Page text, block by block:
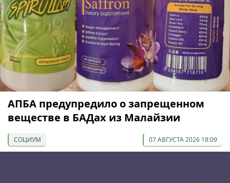
АПБА предупредило о запрещенном
веществе в БАДах из Малайзии
СОЦИУМ 07 АВГУСТА 2026 18:09